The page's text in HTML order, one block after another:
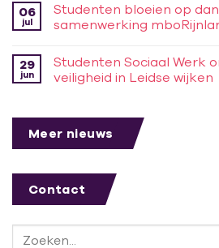
06
jul
Studenten bloeien op
samenwerking
29
jun
Studenten Sociaal Werk
veiligheid in Leidse wijken
Meer nieuws
Contact